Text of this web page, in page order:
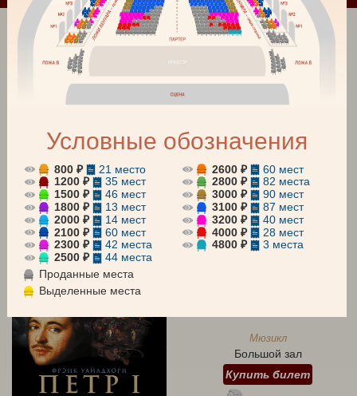
АБОНЕМЕНТЫ Оперетта Мюзикл
Для детей Концерт
август 2026 сентябрь 2026 октябрь 2026
Мюзикл
Большой зал
Купить билет
Условные обозначения
800 ₽
21 место
1200 ₽
35 мест
1500 ₽
46 мест
1800 ₽
13 мест
2000 ₽
14 мест
2100 ₽
60 мест
2300 ₽
42 места
2500 ₽
44 места
2600 ₽
60 мест
2800 ₽
82 места
3000 ₽
90 мест
3100 ₽
87 мест
3200 ₽
40 мест
4000 ₽
28 мест
4800 ₽
3 места
Проданные места
Выделенные места